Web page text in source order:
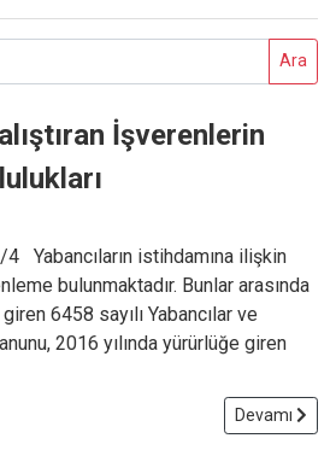
İLETIŞIM
Ara
İşverenlerin
Yabancıların istihdamına ilişkin
bulunmaktadır. Bunlar arasında
6458 sayılı Yabancılar ve
2016 yılında yürürlüğe giren
Devamı